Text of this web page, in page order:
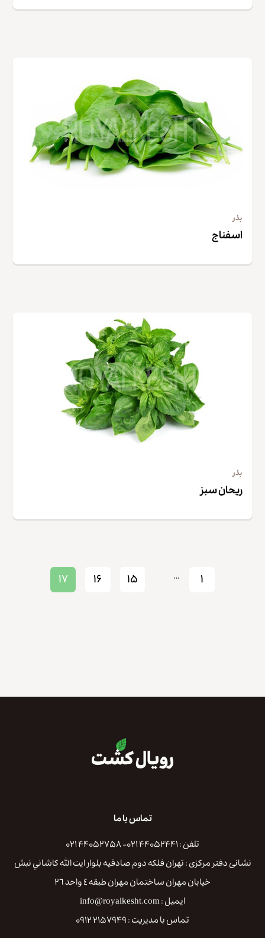
بذر
اسفناج
بذر
ریحان سبز
۱ … ۱۵ ۱۶ ۱۷
تماس با ما
تلفن : ۴۴۰۵۲۴۴۱ ۰۲۱- ۴۴۰۵۲۷۵۸ ۰۲۱
نشانی دفتر مرکزی : تهران فلكه دوم صادقيه بلوار ايت الله كاشاني نبش
خيابان مهران ساختمان مهران طبقه ٤ واحد ٢٦
ایمیل : info@royalkesht.com
تماس با مدیریت : ۲۱۵۷۹۴۹ ۰۹۱۲